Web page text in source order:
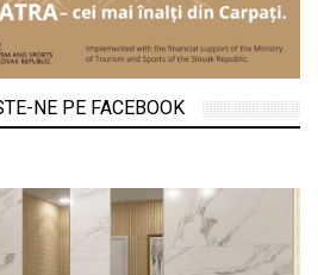
NE PE FACEBOOK